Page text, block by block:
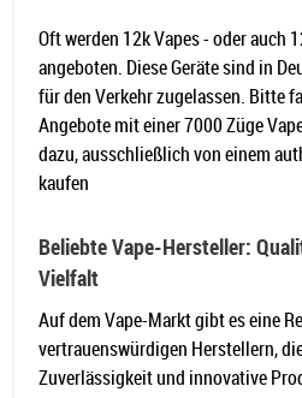
Oft werden 12k Vapes - oder auch
angeboten. Diese Geräte sind in
für den Verkehr zugelassen. Bitte
Angebote mit einer 7000 Züge
dazu, ausschließlich von einem
kaufen
Beliebte Vape-Hersteller:
Vielfalt
Auf dem Vape-Markt gibt es eine
vertrauenswürdigen Herstellern,
Zuverlässigkeit und innovative